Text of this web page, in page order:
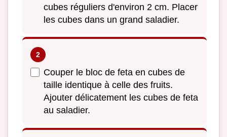
cubes réguliers d'environ 2 cm. Placer
les cubes dans un grand saladier.
Couper le bloc de feta en cubes de
taille identique à celle des fruits.
Ajouter délicatement les cubes de feta
au saladier.